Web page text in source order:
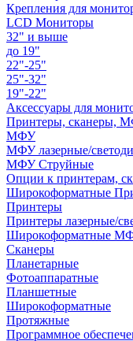
Крепления для
LCD Мониторы
32" и выше
до 19"
22"-25"
25"-32"
19"-22"
Аксессуары для
Принтеры, сканеры,
МФУ
МФУ лазерные/
МФУ Струйные
Опции к принтерам,
Широкоформатные
Принтеры
Принтеры лазерные/
Широкоформатные
Сканеры
Планетарные
Фотоаппаратные
Планшетные
Широкоформатные
Протяжные
Программное